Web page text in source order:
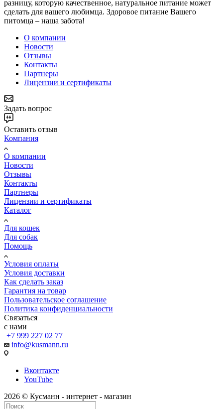
разницу, которую качественное, натуральное питание может
сделать для вашего любимца. Здоровое питание Вашего
питомца – наша забота!
О компании
Новости
Отзывы
Контакты
Партнеры
Лицензии и сертификаты
Задать вопрос
Оставить отзыв
Компания
О компании
Новости
Отзывы
Контакты
Партнеры
Лицензии и сертификаты
Каталог
Для кошек
Для собак
Помощь
Условия оплаты
Условия доставки
Как сделать заказ
Гарантия на товар
Пользовательское соглашение
Политика конфиденциальности
Связаться
с нами
+7 999 227 02 77
info@kusmann.ru
Вконтакте
YouTube
2026 © Кусманн - интернет - магазин